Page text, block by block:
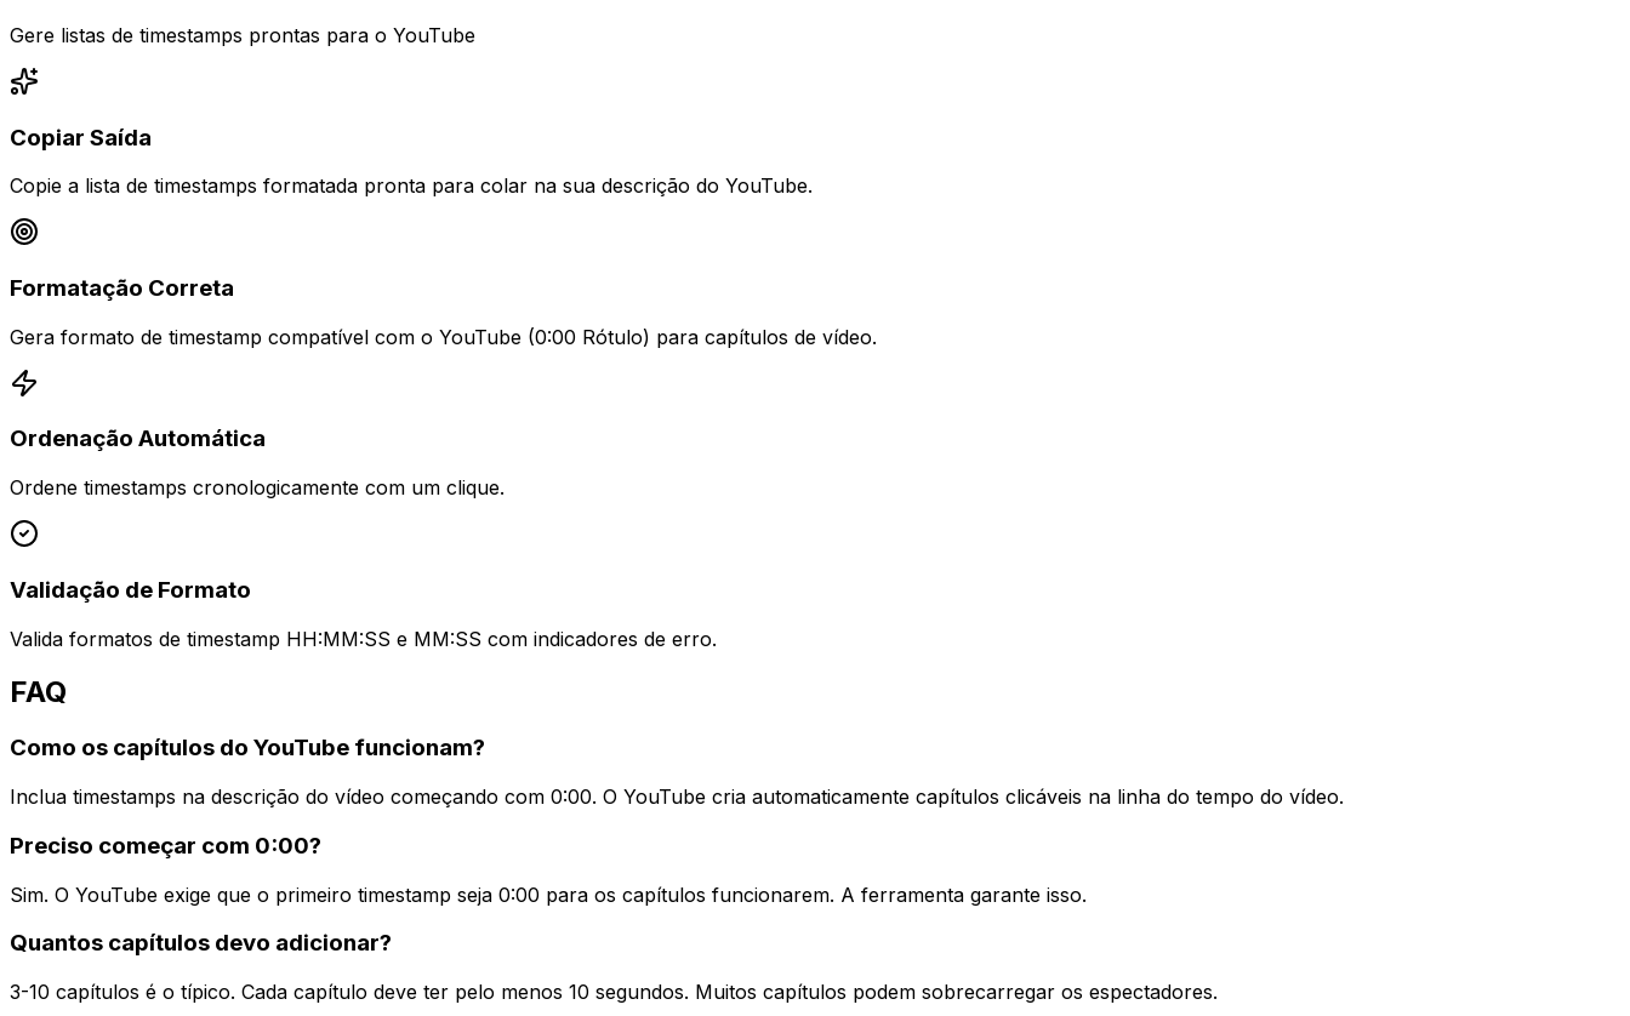
Gere listas de timestamps prontas para o YouTube
Copiar Saída
Copie a lista de timestamps formatada pronta para colar na sua descrição do YouTube.
Formatação Correta
Gera formato de timestamp compatível com o YouTube (0:00 Rótulo) para capítulos de vídeo.
Ordenação Automática
Ordene timestamps cronologicamente com um clique.
Validação de Formato
Valida formatos de timestamp HH:MM:SS e MM:SS com indicadores de erro.
FAQ
Como os capítulos do YouTube funcionam?
Inclua timestamps na descrição do vídeo começando com 0:00. O YouTube cria automaticamente capítulos clicáveis na linha do tempo do vídeo.
Preciso começar com 0:00?
Sim. O YouTube exige que o primeiro timestamp seja 0:00 para os capítulos funcionarem. A ferramenta garante isso.
Quantos capítulos devo adicionar?
3-10 capítulos é o típico. Cada capítulo deve ter pelo menos 10 segundos. Muitos capítulos podem sobrecarregar os espectadores.